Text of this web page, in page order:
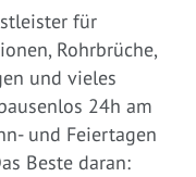
für
Rohrbrüche,
und vieles
24h am
und Feiertagen
Beste daran: